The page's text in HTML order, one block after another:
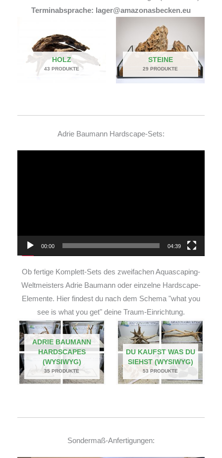
Terminabsprache: lager@amazonasbecken.eu
HOLZ
43 PRODUKTE
STEINE
29 PRODUKTE
Adrie Baumann Hardscape-Sets:
00:00 04:39
Ob fertige Komplett-Sets des zweifachen Aquascaping-
Weltmeisters Adrie Baumann oder einzelne Hardscape-
Elemente. Hier findest du nach dem Schema "what you
see is what you get" deine Traum-Einrichtung.
ADRIE BAUMANN
HARDSCAPES
(WYSIWYG)
35 PRODUKTE
DU KAUFST WAS DU
SIEHST (WYSIWYG)
53 PRODUKTE
Sondermaß-Anfertigungen: